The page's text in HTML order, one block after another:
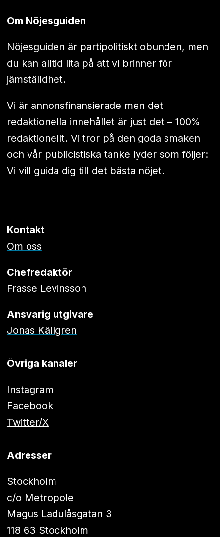
Om Nöjesguiden
Nöjesguiden är partipolitiskt obunden, men
du kan alltid lita på att vi brinner för
jämställdhet.
Vi är annonsfinansierade men det
redaktionella innehållet är just det – 100%
redaktionellt. Vi tror på den goda smaken
och vår publicistiska tanke lyder som följer:
Vi vill guida dig till det bästa nöjet.
Kontakt
Om oss
Chefredaktör
Frasse Levinsson
Ansvarig utgivare
Jonas Källgren
Övriga kanaler
Instagram
Facebook
Twitter/X
Adresser
Stockholm
c/o Metropole
Magus Ladulåsgatan 3
118 63 Stockholm